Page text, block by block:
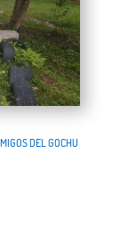
DEL GOCHU